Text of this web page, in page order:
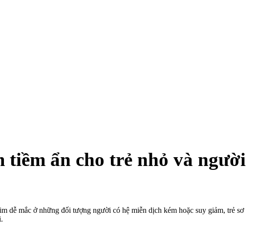
tiềm ẩn cho trẻ nhỏ và người
dễ mắc ở những đối tượng người có hệ miễn dịch kém hoặc suy giảm, trẻ sơ